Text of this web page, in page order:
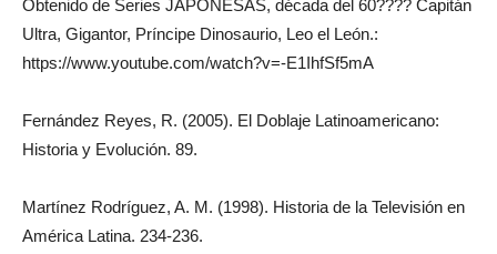
Obtenido de Series JAPONESAS, década del 60???? Capitán
Ultra, Gigantor, Príncipe Dinosaurio, Leo el León.:
https://www.youtube.com/watch?v=-E1IhfSf5mA
Fernández Reyes, R. (2005). El Doblaje Latinoamericano:
Historia y Evolución. 89.
Martínez Rodríguez, A. M. (1998). Historia de la Televisión en
América Latina. 234-236.